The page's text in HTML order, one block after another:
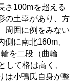
さ100mを超える
の土塁があり、方
周囲に例をみない
に南北160m、
を二段（曲輪
して格は高く、
は小鴨氏自身が整